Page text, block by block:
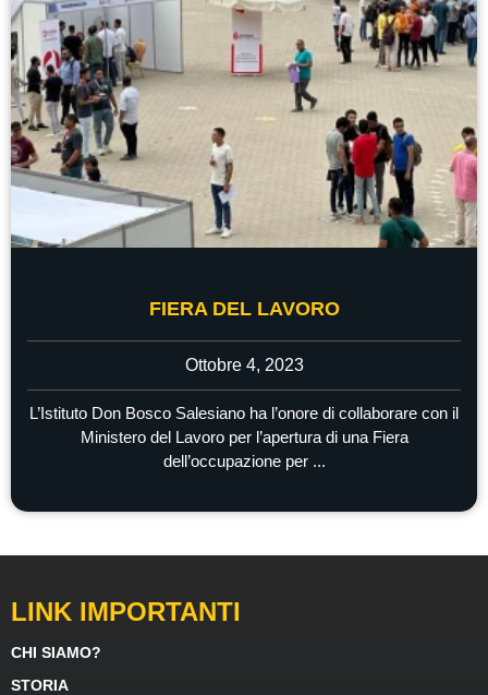
FIERA DEL LAVORO
Ottobre 4, 2023
L’Istituto Don Bosco Salesiano ha l’onore di collaborare con il
Ministero del Lavoro per l’apertura di una Fiera
dell’occupazione per ...
LINK IMPORTANTI
CHI SIAMO?
STORIA